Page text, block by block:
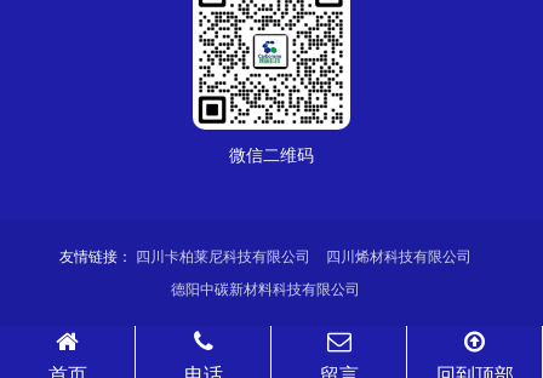
微信二维码
友情链接： 四川卡柏莱尼科技有限公司
四川烯材科技有限公司
德阳中碳新材料科技有限公司
Copyright © 2024-
德阳烯碳科技有限公司 All Rights Reserved. 备案
腾云建站仅向商家提供技术服务